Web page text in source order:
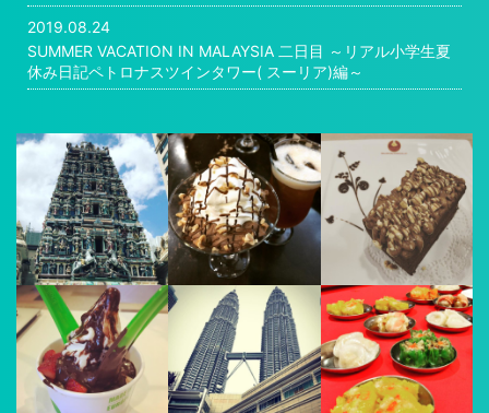
2019.08.24
SUMMER VACATION IN MALAYSIA 二日目 ～リアル小学生夏
休み日記ペトロナスツインタワー( スーリア)編～